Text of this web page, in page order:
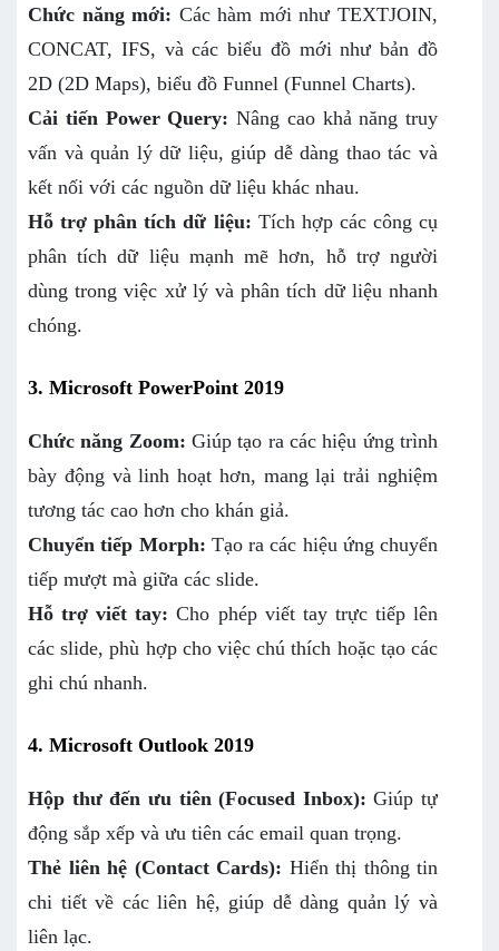
Chức năng mới: Các hàm mới như TEXTJOIN,
CONCAT, IFS, và các biểu đồ mới như bản đồ
2D (2D Maps), biểu đồ Funnel (Funnel Charts).
Cải tiến Power Query: Nâng cao khả năng truy
vấn và quản lý dữ liệu, giúp dễ dàng thao tác và
kết nối với các nguồn dữ liệu khác nhau.
Hỗ trợ phân tích dữ liệu: Tích hợp các công cụ
phân tích dữ liệu mạnh mẽ hơn, hỗ trợ người
dùng trong việc xử lý và phân tích dữ liệu nhanh
chóng.
3. Microsoft PowerPoint 2019
Chức năng Zoom: Giúp tạo ra các hiệu ứng trình
bày động và linh hoạt hơn, mang lại trải nghiệm
tương tác cao hơn cho khán giả.
Chuyển tiếp Morph: Tạo ra các hiệu ứng chuyển
tiếp mượt mà giữa các slide.
Hỗ trợ viết tay: Cho phép viết tay trực tiếp lên
các slide, phù hợp cho việc chú thích hoặc tạo các
ghi chú nhanh.
4. Microsoft Outlook 2019
Hộp thư đến ưu tiên (Focused Inbox): Giúp tự
động sắp xếp và ưu tiên các email quan trọng.
Thẻ liên hệ (Contact Cards): Hiển thị thông tin
chi tiết về các liên hệ, giúp dễ dàng quản lý và
liên lạc.